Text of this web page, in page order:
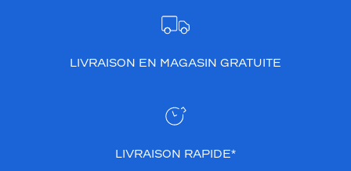
LIVRAISON EN MAGASIN GRATUITE
LIVRAISON RAPIDE*